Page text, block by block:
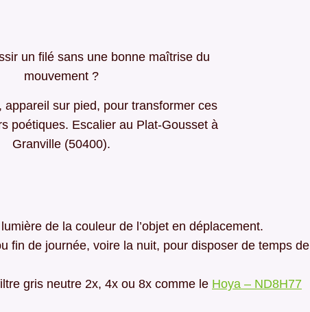
appareil sur pied, pour transformer ces
poétiques. Escalier au Plat-Gousset à
Granville (50400).
de la couleur de l’objet en déplacement.
fin de journée, voire la nuit, pour disposer de temps de
gris neutre 2x, 4x ou 8x comme le Hoya – ND8H77